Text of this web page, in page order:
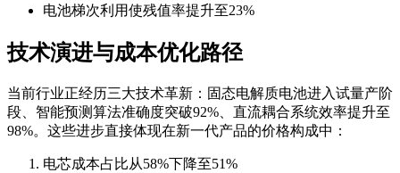
电池梯次利用使残值率提升至23%
技术演进与成本优化路径
当前行业正经历三大技术革新：固态电解质电池进入试量产阶
段、智能预测算法准确度突破92%、直流耦合系统效率提升至
98%。这些进步直接体现在新一代产品的价格构成中：
电芯成本占比从58%下降至51%